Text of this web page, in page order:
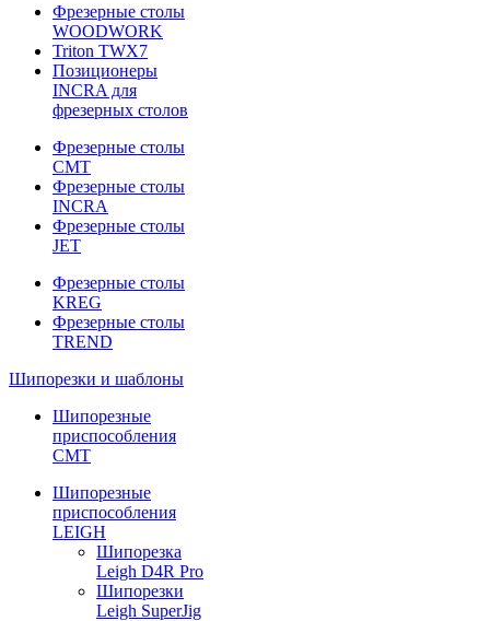
Фрезерные столы
WOODWORK
Triton TWX7
Позиционеры
INCRA для
фрезерных столов
Фрезерные столы
CMT
Фрезерные столы
INCRA
Фрезерные столы
JET
Фрезерные столы
KREG
Фрезерные столы
TREND
Шипорезки и шаблоны
Шипорезные
приспособления
CMT
Шипорезные
приспособления
LEIGH
Шипорезка
Leigh D4R Pro
Шипорезки
Leigh SuperJig